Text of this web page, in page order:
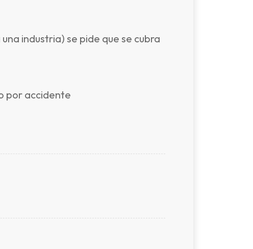
industria) se pide que se cubra
por accidente